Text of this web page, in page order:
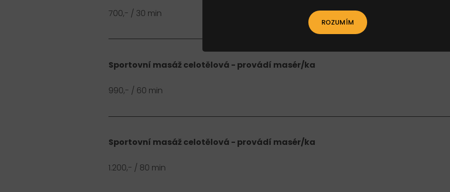
700,- / 30 min
Sportovní masáž celotělová - provádí masér/ka
990,- / 60 min
Sportovní masáž celotělová - provádí masér/ka
1.200,- / 80 min
ROZUMÍM